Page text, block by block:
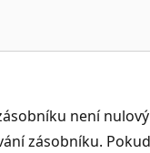
není nulový
zásobníku.